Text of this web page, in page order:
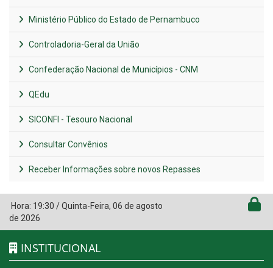
Ministério Público do Estado de Pernambuco
Controladoria-Geral da União
Confederação Nacional de Municípios - CNM
QEdu
SICONFI - Tesouro Nacional
Consultar Convênios
Receber Informações sobre novos Repasses
Hora: 19:30 /Quinta-Feira, 06 de agosto
de 2026
INSTITUCIONAL